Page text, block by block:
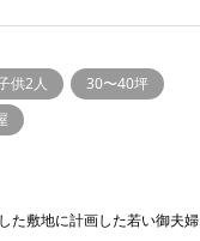
供2人
30〜40坪
た敷地に計画した若い御夫婦